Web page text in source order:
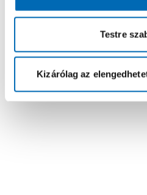
Testre
Kizárólag az